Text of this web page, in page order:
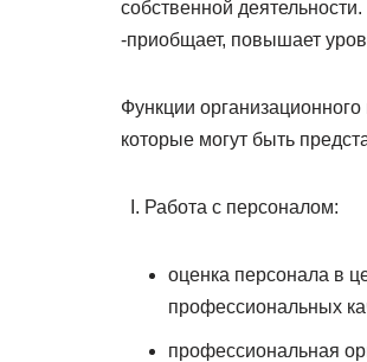
собственной
-приобщает, повышает
Функции
которые могут быть
Работа с персоналом:
оценка персонала в
профессиональных
профессиональная